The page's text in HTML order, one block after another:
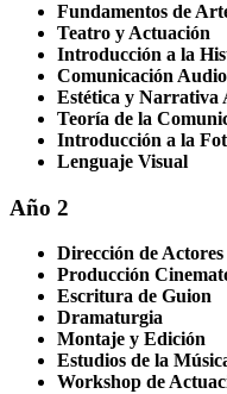
Fundamentos de
Teatro y Actuación
Introducción a la
Comunicación
Estética y Narrativa
Teoría de la
Introducción a la
Lenguaje Visual
Año 2
Dirección de Actores
Producción
Escritura de Guion
Dramaturgia
Montaje y Edición
Estudios de la
Workshop de